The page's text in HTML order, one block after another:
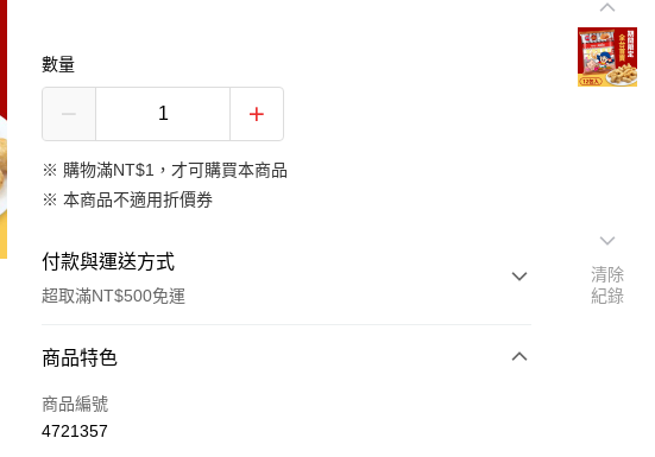
數量
※ 購物滿NT$1，才可購買本商品
※ 本商品不適用折價券
付款與運送方式
超取滿NT$500免運
付款方式
信用卡一次付款
商品特色
商品編號
4721357
清除
紀錄